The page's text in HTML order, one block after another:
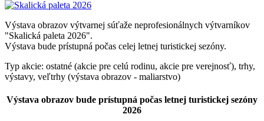
Výstava obrazov výtvarnej súťaže neprofesionálnych výtvarníkov
"Skalická paleta 2026".
Výstava bude prístupná počas celej letnej turistickej sezóny.
Typ akcie: ostatné (akcie pre celú rodinu, akcie pre verejnosť), trhy,
výstavy, veľtrhy (výstava obrazov - maliarstvo)
Výstava obrazov bude prístupná počas letnej turistickej sezóny
2026